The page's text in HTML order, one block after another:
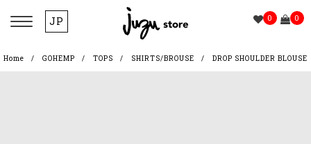
JP 0 0
Home GOHEMP TOPS SHIRTS/BROUSE DROP SHOULDER BLOUSE